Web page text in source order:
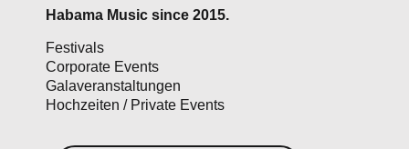
Habama Music since 2015.
Festivals
Corporate Events
Galaveranstaltungen
Hochzeiten / Private Events